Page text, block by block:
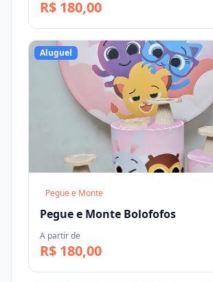
R$ 180,00
Aluguel
Pegue e Monte
Pegue e Monte Bolofofos
A partir de
R$ 180,00